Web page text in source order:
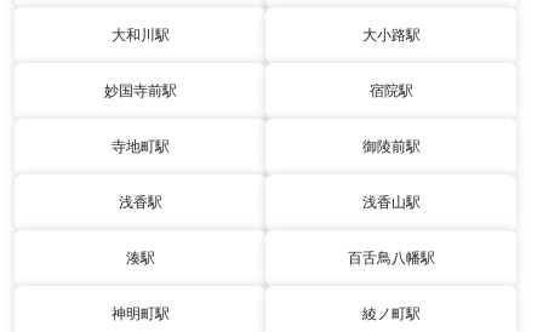
大和川駅 大小路駅
妙国寺前駅 宿院駅
寺地町駅 御陵前駅
浅香駅 浅香山駅
湊駅 百舌鳥八幡駅
神明町駅 綾ノ町駅